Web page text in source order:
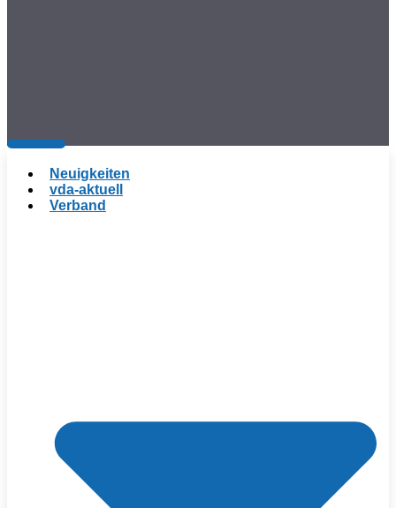
Neuigkeiten
vda-aktuell
Verband